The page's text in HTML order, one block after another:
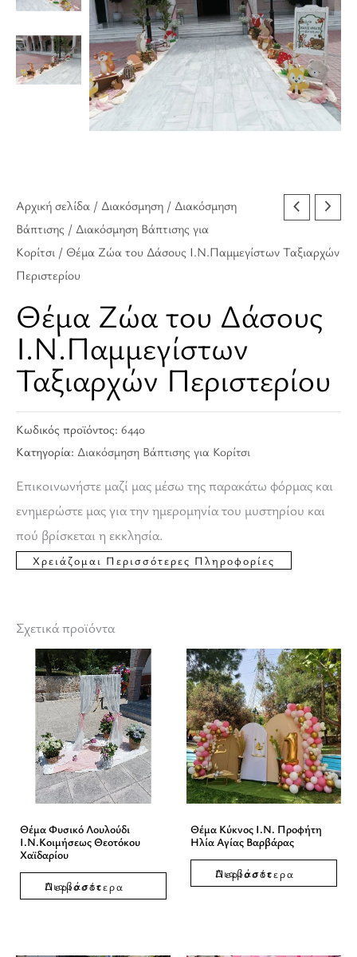
Αρχική σελίδα /Διακόσμηση /Διακόσμηση
Βάπτισης /Διακόσμηση Βάπτισης για
Κορίτσι / Θέμα Ζώα του Δάσους Ι.Ν.Παμμεγίστων Ταξιαρχών
Περιστερίου
Θέμα Ζώα του Δάσους
Ι.Ν.Παμμεγίστων
Ταξιαρχών Περιστερίου
Κωδικός προϊόντος: 6440
Κατηγορία: Διακόσμηση Βάπτισης για Κορίτσι
Επικοινωνήστε μαζί μας μέσω της παρακάτω φόρμας και
ενημερώστε μας για την ημερομηνία του μυστηρίου και
πού βρίσκεται η εκκλησία.
Σχετικά προϊόντα
Θέμα Φυσικό Λουλούδι
Ι.Ν.Κοιμήσεως Θεοτόκου
Χαϊδαρίου
Διαβάστε Περισσότερα
Θέμα Κύκνος Ι.Ν. Προφήτη
Ηλία Αγίας Βαρβάρας
Διαβάστε Περισσότερα